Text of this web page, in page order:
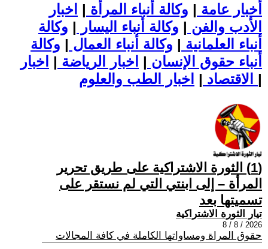
أخبار عامة | وكالة أنباء المرأة | اخبار
الأدب والفن | وكالة أنباء اليسار | وكالة
أنباء العلمانية | وكالة أنباء العمال | وكالة
أنباء حقوق الإنسان | اخبار الرياضة | اخبار
الاقتصاد | |
(1) الثورة الاشتراكية على طريق تحرير
المرأة – إلى ابنتي التي لم نستقر على
تسميتها بعد
تيار الثورة الاشتراكية
2026 / 8 / 8
حقوق المراة ومساواتها الكاملة في كافة المجالات